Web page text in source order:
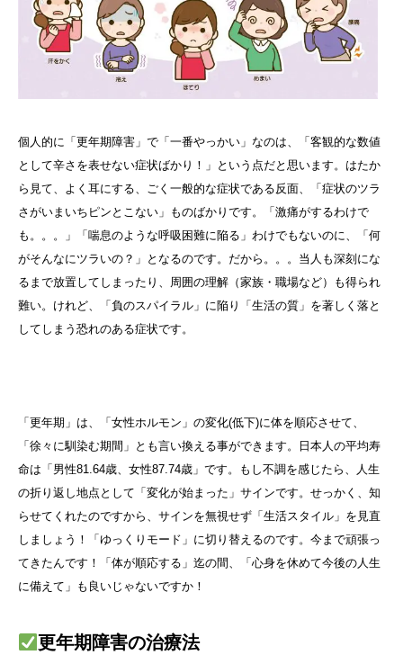
個人的に「更年期障害」で「一番やっかい」なのは、「客観的な数値
として辛さを表せない症状ばかり！」という点だと思います。はたか
ら見て、よく耳にする、ごく一般的な症状である反面、「症状のツラ
さがいまいちピンとこない」ものばかりです。「激痛がするわけで
も。。。」「喘息のような呼吸困難に陥る」わけでもないのに、「何
がそんなにツラいの？」となるのです。だから。。。当人も深刻にな
るまで放置してしまったり、周囲の理解（家族・職場など）も得られ
難い。けれど、「負のスパイラル」に陥り「生活の質」を著しく落と
してしまう恐れのある症状です。
「更年期」は、「女性ホルモン」の変化(低下)に体を順応させて、
「徐々に馴染む期間」とも言い換える事ができます。日本人の平均寿
命は「男性81.64歳、女性87.74歳」です。もし不調を感じたら、人生
の折り返し地点として「変化が始まった」サインです。せっかく、知
らせてくれたのですから、サインを無視せず「生活スタイル」を見直
しましょう！「ゆっくりモード」に切り替えるのです。今まで頑張っ
てきたんです！「体が順応する」迄の間、「心身を休めて今後の人生
に備えて」も良いじゃないですか！
更年期障害の治療法